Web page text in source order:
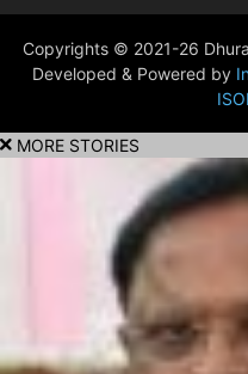
Copyrights © 2021-26
Developed & Powered by
MORE STORIES